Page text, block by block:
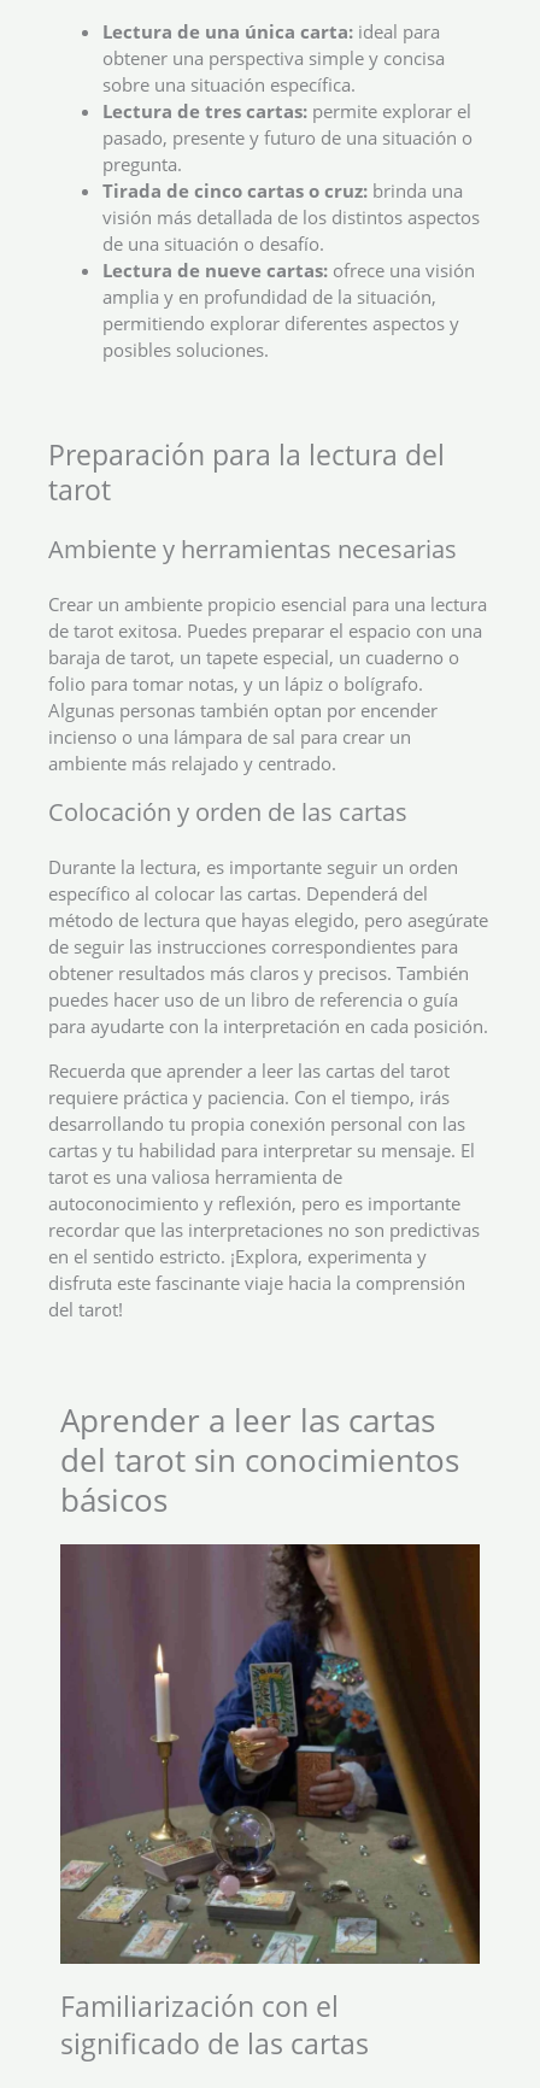
Lectura de una única carta: ideal para
obtener una perspectiva simple y concisa
sobre una situación específica.
Lectura de tres cartas: permite explorar el
pasado, presente y futuro de una situación o
pregunta.
Tirada de cinco cartas o cruz: brinda una
visión más detallada de los distintos aspectos
de una situación o desafío.
Lectura de nueve cartas: ofrece una visión
amplia y en profundidad de la situación,
permitiendo explorar diferentes aspectos y
posibles soluciones.
Preparación para la lectura del
tarot
Ambiente y herramientas necesarias
Crear un ambiente propicio esencial para una lectura
de tarot exitosa. Puedes preparar el espacio con una
baraja de tarot, un tapete especial, un cuaderno o
folio para tomar notas, y un lápiz o bolígrafo.
Algunas personas también optan por encender
incienso o una lámpara de sal para crear un
ambiente más relajado y centrado.
Colocación y orden de las cartas
Durante la lectura, es importante seguir un orden
específico al colocar las cartas. Dependerá del
método de lectura que hayas elegido, pero asegúrate
de seguir las instrucciones correspondientes para
obtener resultados más claros y precisos. También
puedes hacer uso de un libro de referencia o guía
para ayudarte con la interpretación en cada posición.
Recuerda que aprender a leer las cartas del tarot
requiere práctica y paciencia. Con el tiempo, irás
desarrollando tu propia conexión personal con las
cartas y tu habilidad para interpretar su mensaje. El
tarot es una valiosa herramienta de
autoconocimiento y reflexión, pero es importante
recordar que las interpretaciones no son predictivas
en el sentido estricto. ¡Explora, experimenta y
disfruta este fascinante viaje hacia la comprensión
del tarot!
Aprender a leer las cartas
del tarot sin conocimientos
básicos
Familiarización con el
significado de las cartas